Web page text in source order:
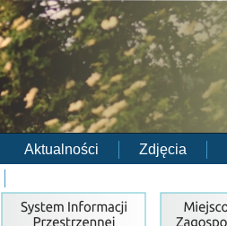
Aktualności Zdjęcia